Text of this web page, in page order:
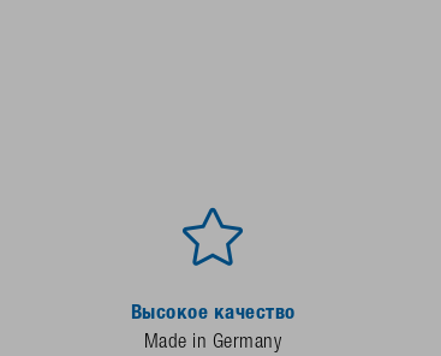
Высокое качество
Made in Germany